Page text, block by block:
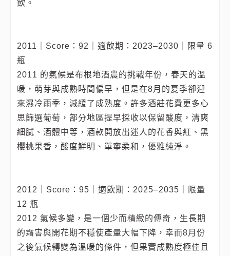
飲。
2011｜Score：92｜適飲期：2023–2030｜限量 6
瓶
2011 的氣候是布根地酒農的挑戰年份，春天的溫
暖，萌芽與成熟時間偏早，但是在8月的夏季卻迎
來濕冷雨季，減緩了成熟度。許多酒莊花費更多心
思篩選葡萄，部分地區提早採收以保留酸度，清爽
細膩、酒體中等，酒款開放出迷人的花香與紅、黑
櫻桃果香，酸度鮮明、單寧柔和，優雅純淨。
2012｜Score：95｜適飲期：2025–2035｜限量
12 瓶
2012 氣候多變，是一個少而精緻的傳奇，生長期
的霜害與開花期不穩使產量大幅下降，幸而8月份
之後氣候轉變為溫暖的條件，但果實成熟度極佳且